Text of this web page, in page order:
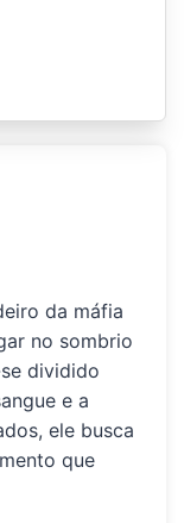
da máfia
no sombrio
dividido
e a
ele busca
que